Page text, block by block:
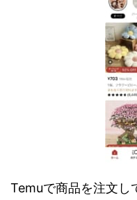
Temuで商品を注文し